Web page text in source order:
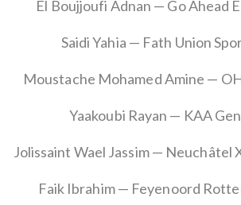
El Boujjoufi Adnan — Go Ahead
Saidi Yahia — Fath Union
Moustache Mohamed Amine —
Yaakoubi Rayan — KAA
Jolissaint Wael Jassim — Neuchâtel
Faik Ibrahim — Feyenoord